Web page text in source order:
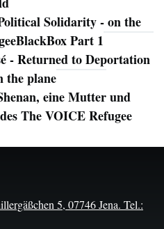
Solidarity - on the
Part 1
- Returned to Deportation
the plane
eine Mutter und
The VOICE Refugee
5, 07746 Jena. Tel.: